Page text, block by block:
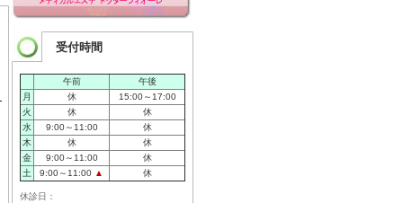
受付時間
午前
午後
月
休
15:00～17:00
火
休
休
水
9:00～11:00
休
木
休
休
金
9:00～11:00
休
土
9:00～11:00 ▲ 休
休診日：